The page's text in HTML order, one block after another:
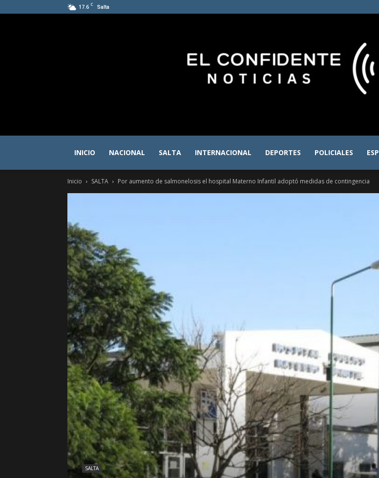
17.6 C Salta
INICIO NACIONAL SALTA INTERNACIONAL DEPORTES POLICIALES
Inicio SALTA Por aumento de salmonelosis el hospital Materno Infantil adoptó medidas de contingencia
SALTA